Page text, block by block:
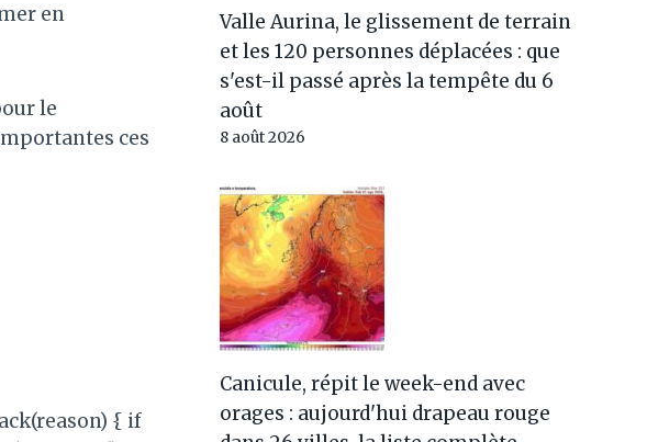
en
le
ces
{ if
Valle Aurina, le glissement de terrain
et les 120 personnes déplacées : que
s'est-il passé après la tempête du 6
août
8 août 2026
Canicule, répit le week-end avec
orages : aujourd'hui drapeau rouge